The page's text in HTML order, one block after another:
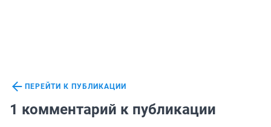
ПЕРЕЙТИ К ПУБЛИКАЦИИ
1 комментарий к публикации